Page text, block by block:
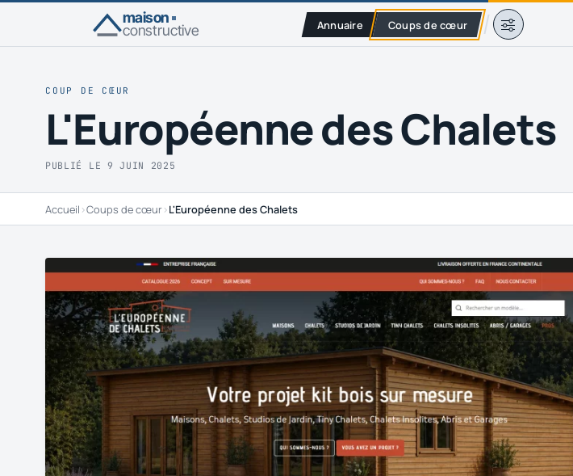
maison
constructive Annuaire Coups de cœur
COUP DE CŒUR
L'Européenne des Chalets
PUBLIÉ LE 9 JUIN 2025
Accueil ›Coups de cœur›L'Européenne des Chalets